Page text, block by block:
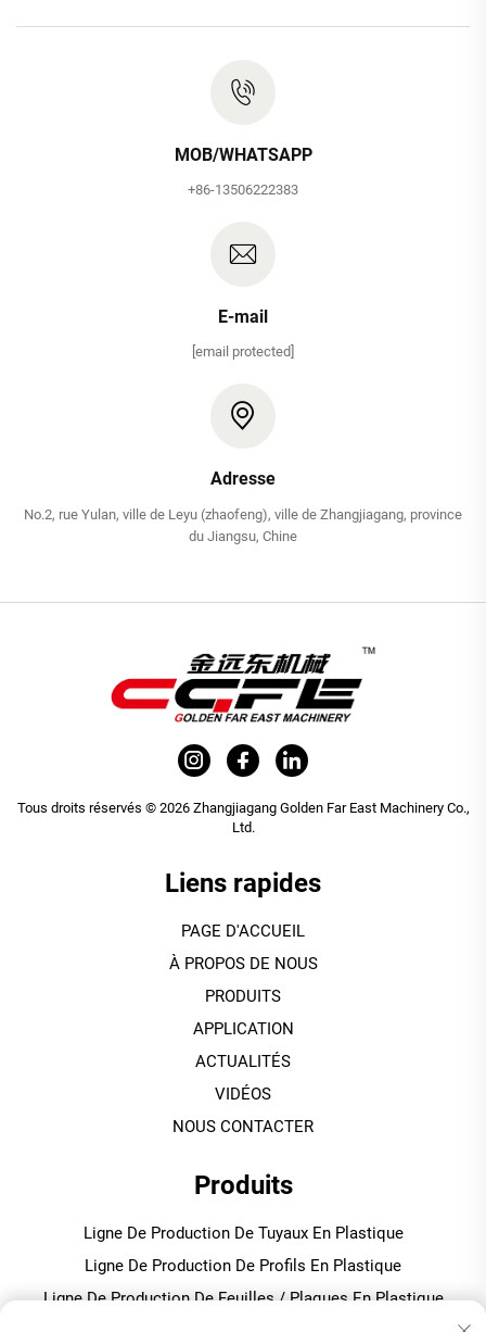
MOB/WHATSAPP
+86-13506222383
E-mail
[email protected]
Adresse
No.2, rue Yulan, ville de Leyu (zhaofeng), ville de Zhangjiagang, province
du Jiangsu, Chine
Tous droits réservés © 2026 Zhangjiagang Golden Far East Machinery Co.,
Ltd.
Liens rapides
PAGE D'ACCUEIL
À PROPOS DE NOUS
PRODUITS
APPLICATION
ACTUALITÉS
VIDÉOS
NOUS CONTACTER
Produits
Ligne De Production De Tuyaux En Plastique
Ligne De Production De Profils En Plastique
Ligne De Production De Feuilles / Plaques En Plastique